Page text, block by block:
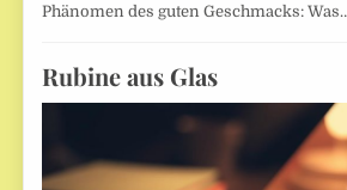
Phänomen des guten Geschmacks:
Rubine aus Glas